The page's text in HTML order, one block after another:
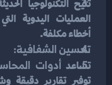
أخطاء مكلفة.
تحسين الشفافية:
تساعد أدوات